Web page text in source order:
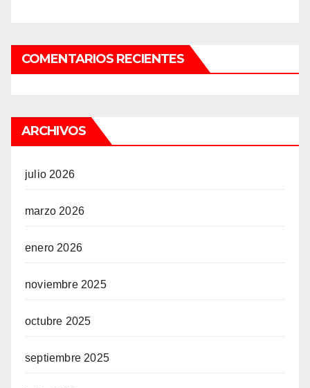
COMENTARIOS RECIENTES
ARCHIVOS
julio 2026
marzo 2026
enero 2026
noviembre 2025
octubre 2025
septiembre 2025